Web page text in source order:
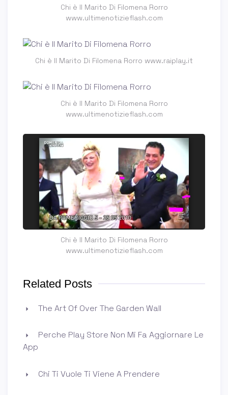
Chi è Il Marito Di Filomena Rorro
www.ultimenotizieflash.com
Chi è Il Marito Di Filomena Rorro www.raiplay.it
Chi è Il Marito Di Filomena Rorro
www.ultimenotizieflash.com
Chi è Il Marito Di Filomena Rorro
www.ultimenotizieflash.com
Related Posts
The Art Of Over The Garden Wall
Perche Play Store Non Mi Fa Aggiornare Le
App
Chi Ti Vuole Ti Viene A Prendere